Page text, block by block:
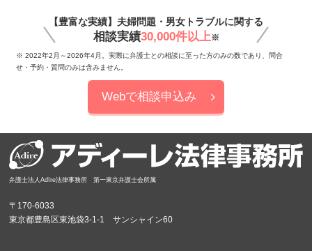
【豊富な実績】夫婦問題・男女トラブルに関する
相談実績30,000件以上※
※ 2022年2月～2026年4月。実際に弁護士との相談に至った方のみの数であり、問合
せ・予約・質問のみは含みません。
Webで相談申込み
弁護士法人AdIre法律事務所 第一東京弁護士会所属
〒170-6033
東京都豊島区東池袋3-1-1 サンシャイン60